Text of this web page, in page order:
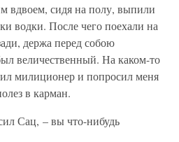
вдвоем, сидя на полу, выпили
водки. После чего поехали на
держа перед собою
величественный. На каком-то
милиционер и попросил меня
в карман.
Сац, – вы что-нибудь